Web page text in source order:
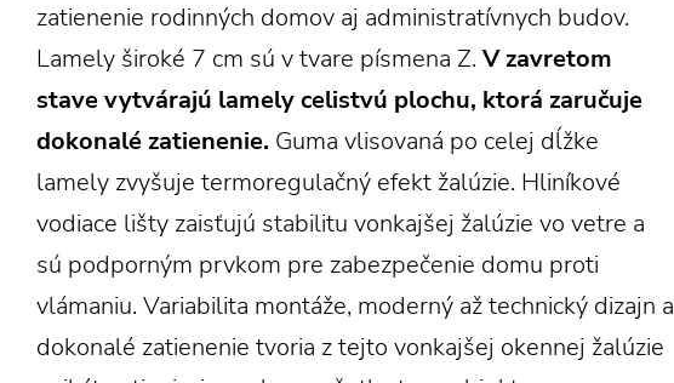
zatienenie rodinných domov aj administratívnych budov.
Lamely široké 7 cm sú v tvare písmena Z. V zavretom
stave vytvárajú lamely celistvú plochu, ktorá zaručuje
dokonalé zatienenie. Guma vlisovaná po celej dĺžke
lamely zvyšuje termoregulačný efekt žalúzie. Hliníkové
vodiace lišty zaisťujú stabilitu vonkajšej žalúzie vo vetre a
sú podporným prvkom pre zabezpečenie domu proti
vlámaniu. Variabilita montáže, moderný až technický dizajn a
dokonalé zatienenie tvoria z tejto vonkajšej okennej žalúzie